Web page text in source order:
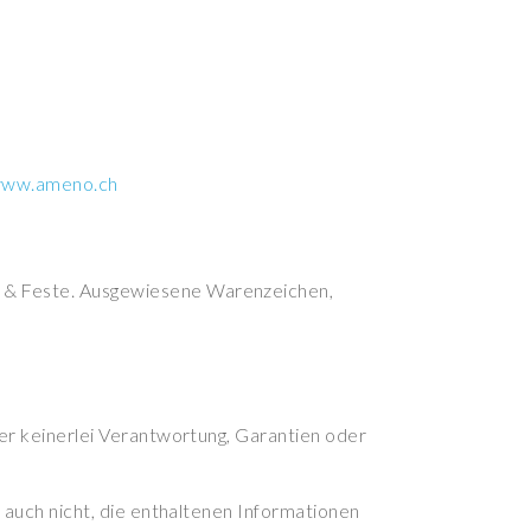
Feste. Ausgewiesene Warenzeichen,
keinerlei Verantwortung, Garantien oder
nicht, die enthaltenen Informationen